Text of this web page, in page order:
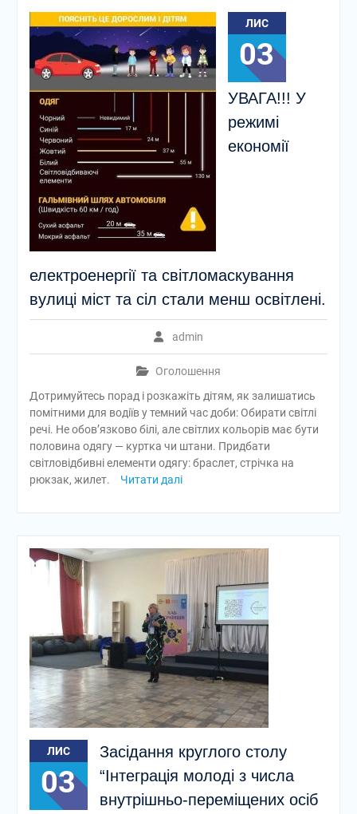
ЛИС
03
УВАГА!!! У
режимі
економії
електроенергії та світломаскування
вулиці міст та сіл стали менш освітлені.
admin
Оголошення
Дотримуйтесь порад і розкажіть дітям, як залишатись
помітними для водіїв у темний час доби: Обирати світлі
речі. Не обов’язково білі, але світлих кольорів має бути
половина одягу — куртка чи штани. Придбати
світловідбивні елементи одягу: браслет, стрічка на
рюкзак, жилет.
Читати далі
ЛИС
03
Засідання круглого столу
“Інтеграція молоді з числа
внутрішньо-переміщених осіб